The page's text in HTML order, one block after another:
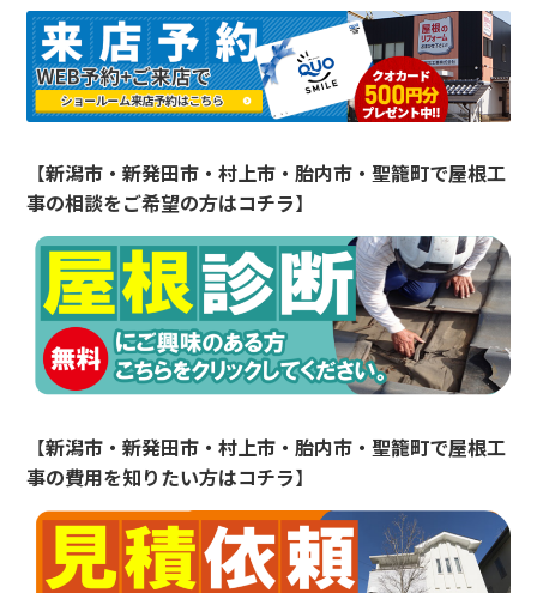
【新潟市・新発田市・村上市・胎内市・聖籠町で屋根工
事の相談をご希望の方はコチラ】
【新潟市・新発田市・村上市・胎内市・聖籠町で屋根工
事の費用を知りたい方はコチラ】